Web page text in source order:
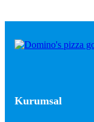
Kurumsal